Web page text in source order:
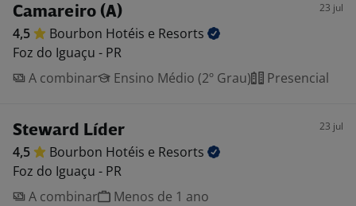
Camareiro (A) 23 jul
4,5 Bourbon Hotéis e Resorts
Foz do Iguaçu - PR
A combinar
Ensino Médio (2º Grau) Presencial
Steward Líder 23 jul
4,5 Bourbon Hotéis e Resorts
Foz do Iguaçu - PR
A combinar
Menos de 1 ano